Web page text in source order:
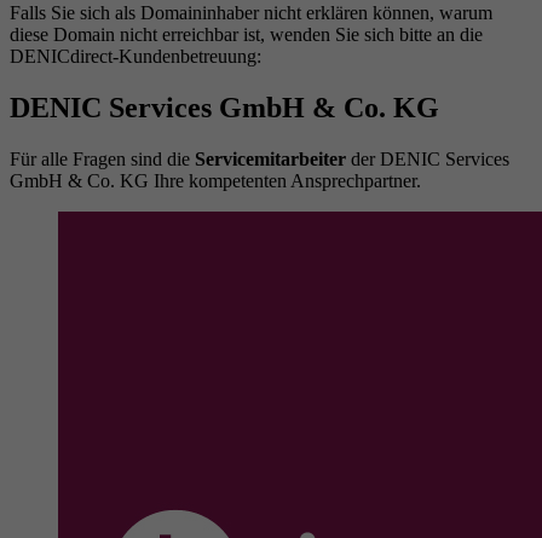
Falls Sie sich als Domaininhaber nicht erklären können, warum
diese Domain nicht erreichbar ist, wenden Sie sich bitte an die
DENICdirect-Kundenbetreuung:
DENIC Services GmbH & Co. KG
Für alle Fragen sind die Servicemitarbeiter der DENIC Services
GmbH & Co. KG Ihre kompetenten Ansprechpartner.